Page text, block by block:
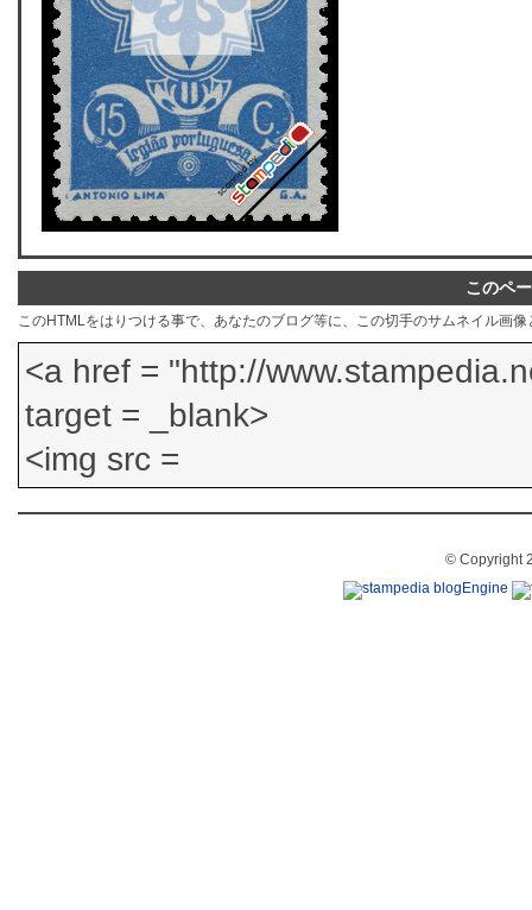
このペ
このHTMLをはりつける事で、あなたのブログ等に、この切手のサムネイル画
© Copyright